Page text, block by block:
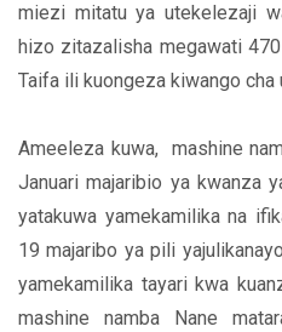
miezi mitatu ya utekelezaji
hizo zitazalisha megawati
Taifa ili kuongeza kiwango cha
Ameeleza kuwa, mashine
Januari majaribio ya kwanza
yatakuwa yamekamilika na
19 majaribo ya pili
yamekamilika tayari kwa
mashine namba Nane